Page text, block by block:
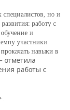
специалистов, но и
работу с
и
участники
навыки в
отметила
работы с